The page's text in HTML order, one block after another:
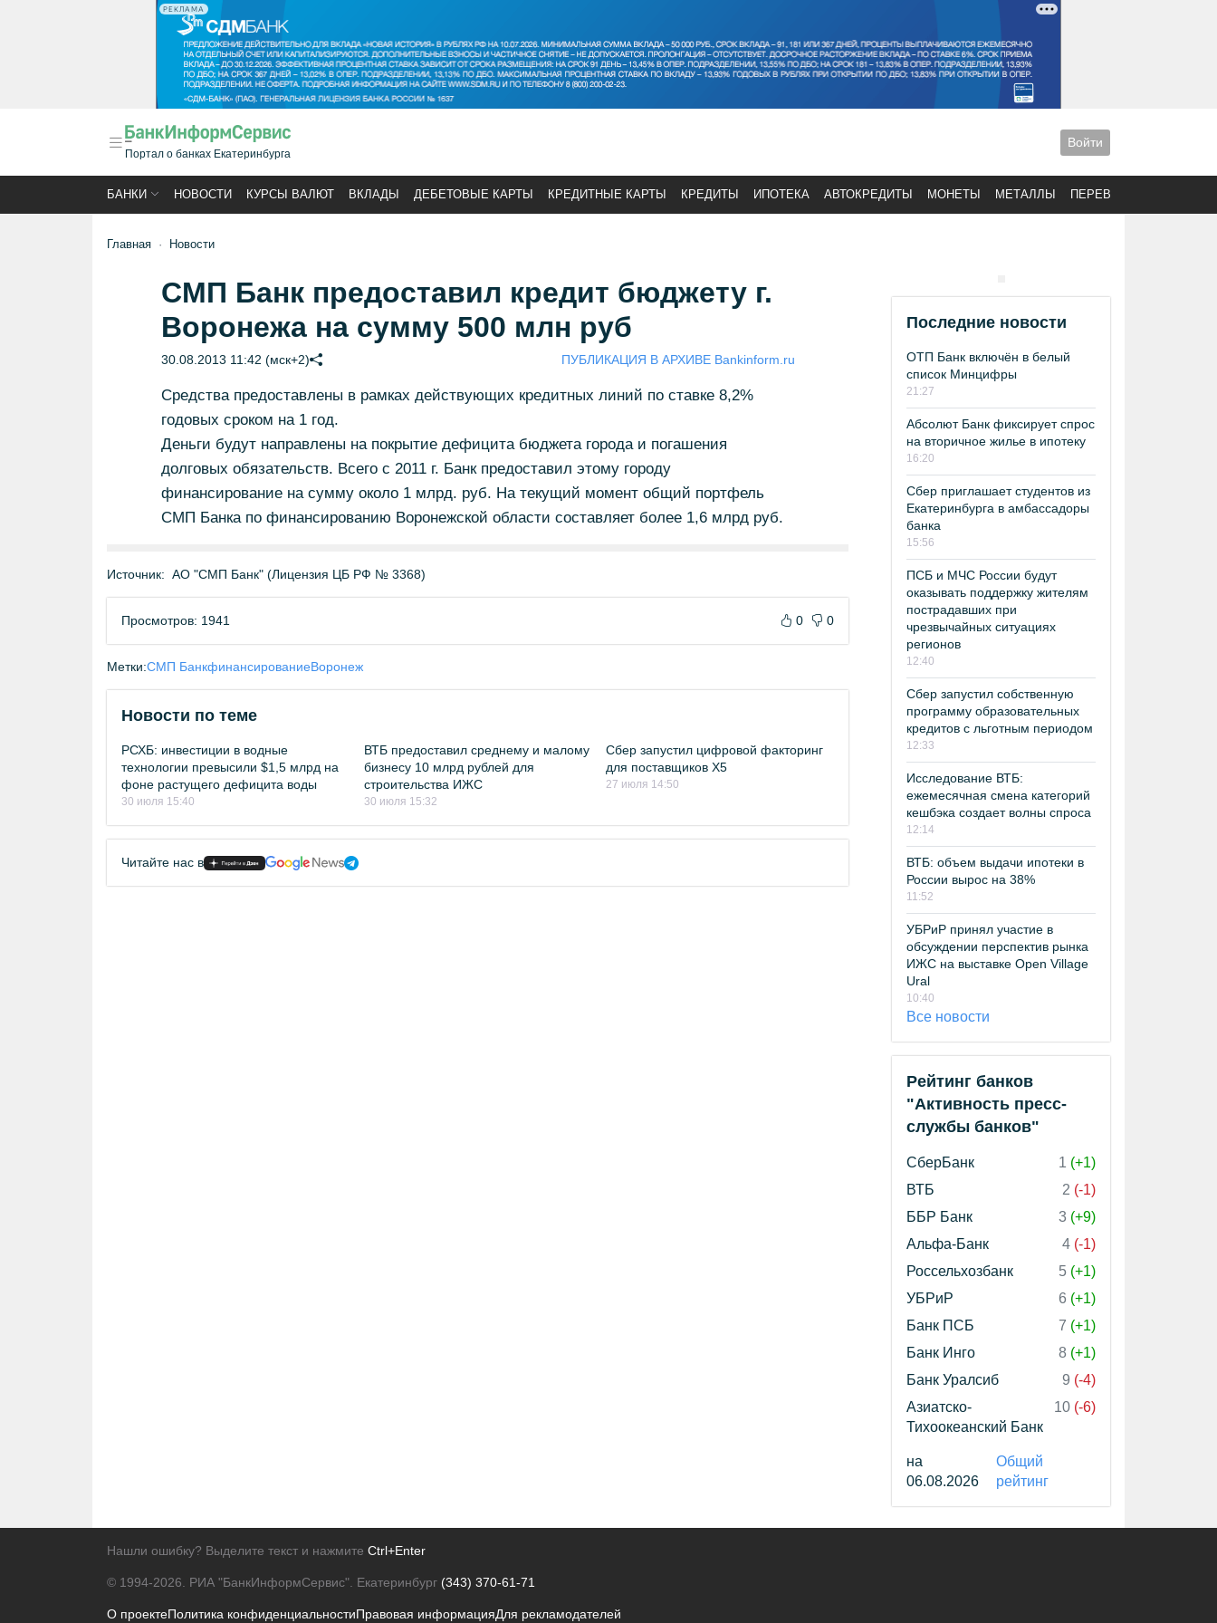
РЕКЛАМА
Портал о банках Екатеринбурга
Войти
БАНКИ НОВОСТИ КУРСЫ ВАЛЮТ ВКЛАДЫ ДЕБЕТОВЫЕ КАРТЫ КРЕДИТНЫЕ КАРТЫ КРЕДИТЫ ИПОТЕКА АВТОКРЕДИТЫ МОНЕТЫ МЕТАЛЛЫ ПЕРЕВОДЫ
Главная Новости
СМП Банк предоставил кредит бюджету г.
Воронежа на сумму 500 млн руб
30.08.2013 11:42 (мск+2) ПУБЛИКАЦИЯ В АРХИВЕ Bankinform.ru
Средства предоставлены в рамках действующих кредитных линий по ставке 8,2%
годовых сроком на 1 год.
Деньги будут направлены на покрытие дефицита бюджета города и погашения
долговых обязательств. Всего с 2011 г. Банк предоставил этому городу
финансирование на сумму около 1 млрд. руб. На текущий момент общий портфель
СМП Банка по финансированию Воронежской области составляет более 1,6 млрд руб.
Источник: АО "СМП Банк" (Лицензия ЦБ РФ № 3368)
Просмотров: 1941 0 0
Метки:СМП БанкфинансированиеВоронеж
Новости по теме
РСХБ: инвестиции в водные
технологии превысили $1,5 млрд на
фоне растущего дефицита воды
30 июля 15:40
ВТБ предоставил среднему и малому
бизнесу 10 млрд рублей для
строительства ИЖС
30 июля 15:32
Сбер запустил цифровой факторинг
для поставщиков Х5
27 июля 14:50
Читайте нас в
Последние новости
ОТП Банк включён в белый
список Минцифры
21:27
Абсолют Банк фиксирует спрос
на вторичное жилье в ипотеку
16:20
Сбер приглашает студентов из
Екатеринбурга в амбассадоры
банка
15:56
ПСБ и МЧС России будут
оказывать поддержку жителям
пострадавших при
чрезвычайных ситуациях
регионов
12:40
Сбер запустил собственную
программу образовательных
кредитов с льготным периодом
12:33
Исследование ВТБ:
ежемесячная смена категорий
кешбэка создает волны спроса
12:14
ВТБ: объем выдачи ипотеки в
России вырос на 38%
11:52
УБРиР принял участие в
обсуждении перспектив рынка
ИЖС на выставке Open Village
Ural
10:40
Все новости
Рейтинг банков
"Активность пресс-
службы банков"
СберБанк 1 (+1)
ВТБ
2 (-1)
ББР Банк
3 (+9)
Альфа-Банк
4 (-1)
Россельхозбанк
5 (+1)
УБРиР
6 (+1)
Банк ПСБ
7 (+1)
Банк Инго
8 (+1)
Банк Уралсиб
9 (-4)
Азиатско-
Тихоокеанский Банк
10 (-6)
на
06.08.2026
Общий
рейтинг
Нашли ошибку? Выделите текст и нажмите Ctrl+Enter
© 1994-2026. РИА "БанкИнформСервис". Екатеринбург (343) 370-61-71
О проектеПолитика конфиденциальностиПравовая информацияДля рекламодателей